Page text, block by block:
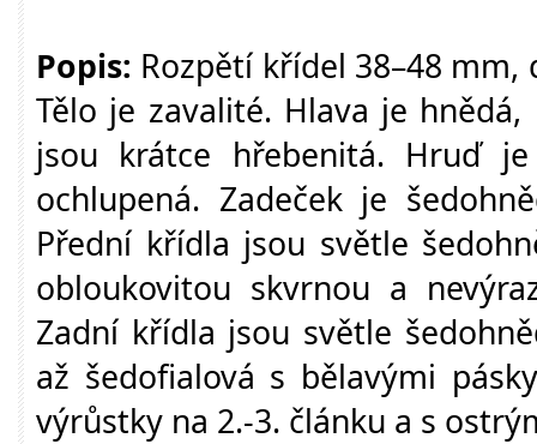
Popis: Rozpětí křídel 38–48
Tělo je zavalité. Hlava je
jsou krátce hřebenitá. Hruď
ochlupená. Zadeček je
Přední křídla jsou světle
obloukovitou skvrnou a
Zadní křídla jsou světle
až šedofialová s bělavými
výrůstky na 2.-3. článku a s